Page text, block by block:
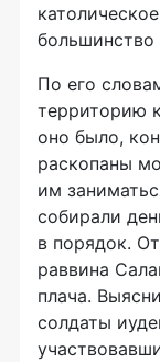
большинство
По его
территорию
оно было,
раскопаны
им
собирали
в порядок.
раввина
плача.
солдаты